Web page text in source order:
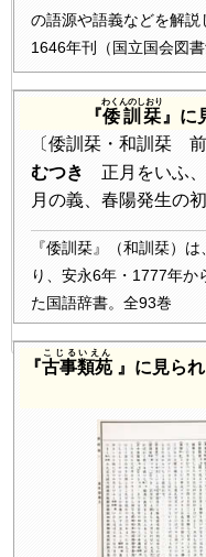
の語源や語義などを解説
1646年刊（国立国会図
『倭訓栞
わくんのしおり
』に
〔倭訓栞・和訓栞
むつき
正月をいふ、
月の義、春陽発生の
『倭訓栞』（和訓栞）
り、安永6年・1777年
た国語辞書。全93巻
『古事類苑
こじるいえん
』に見ら